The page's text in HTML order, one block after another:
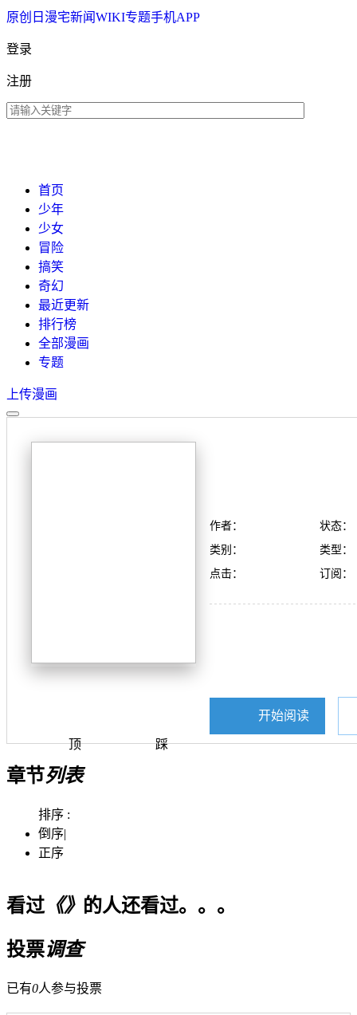
原创 日漫宅新闻WIKI专题手机APP
登录
注册
首页
少年
少女
冒险
搞笑
奇幻
最近更新
排行榜
全部漫画
专题
上传漫画
顶 踩
作者：
状态：
类别：
类型：
点击：
订阅：
开始阅读
章节列表
排序 :
倒序|
正序
看过《》 的人还看过。。。
投票调查
已有0人参与投票